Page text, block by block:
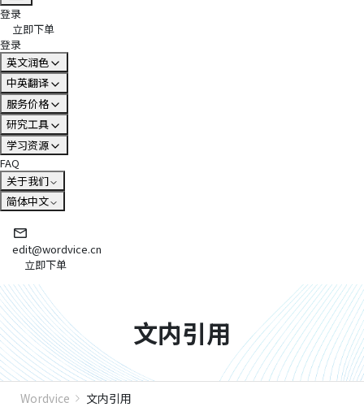
登录
立即下单
登录
英文润色
中英翻译
服务价格
研究工具
学习资源
FAQ
关于我们
简体中文
edit@wordvice.cn
立即下单
文内引用
Wordvice 文内引用